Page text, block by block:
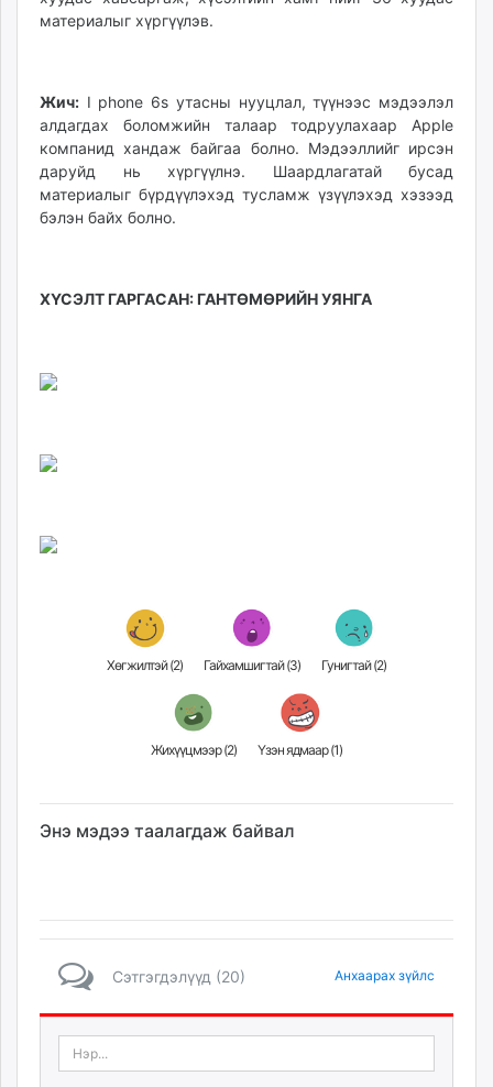
материалыг хүргүүлэв.
Жич: I phone 6s утасны нууцлал, түүнээс мэдээлэл
алдагдах боломжийн талаар тодруулахаар Apple
компанид хандаж байгаа болно. Мэдээллийг ирсэн
даруйд нь хүргүүлнэ. Шаардлагатай бусад
материалыг бүрдүүлэхэд тусламж үзүүлэхэд хэзээд
бэлэн байх болно.
ХҮСЭЛТ ГАРГАСАН: ГАНТӨМӨРИЙН УЯНГА
Хөгжилтэй (2) Гайхамшигтай (3) Гунигтай (2)
Жихүүцмээр (2) Үзэн ядмаар (1)
Энэ мэдээ таалагдаж байвал
Сэтгэгдэлүүд (20) Анхаарах зүйлс